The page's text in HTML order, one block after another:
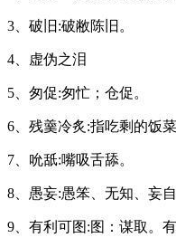
3、破旧:破敝陈旧。
4、虚伪之泪
5、匆促:匆忙；仓促。
6、残羹冷炙:指吃剩的饭
7、吮舐:嘴吸舌舔。
8、愚妄:愚笨、无知、妄自
9、有利可图:图：谋取。